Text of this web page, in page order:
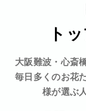
ト
大阪難波・心斎
毎日多くのお花
様が選ぶ